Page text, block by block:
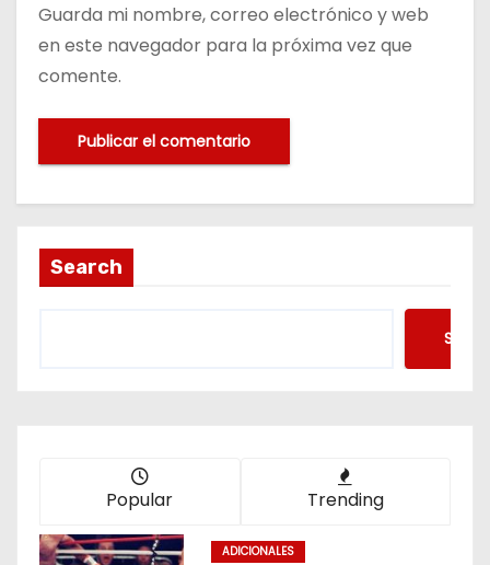
Guarda mi nombre, correo electrónico y web
en este navegador para la próxima vez que
comente.
Search
Popular Trending
ADICIONALES